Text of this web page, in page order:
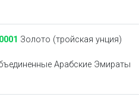
Золото (тройская унция)
Арабские Эмираты